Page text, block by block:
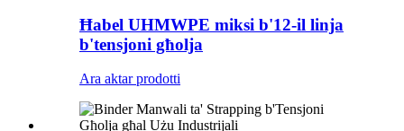
Ħabel UHMWPE miksi b'12-il linja
b'tensjoni għolja
Ara aktar prodotti